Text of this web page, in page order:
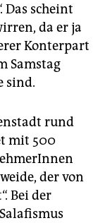
Das scheint
da er ja
Konterpart
Samstag
sind.
rund
mit 500
der von
Bei der